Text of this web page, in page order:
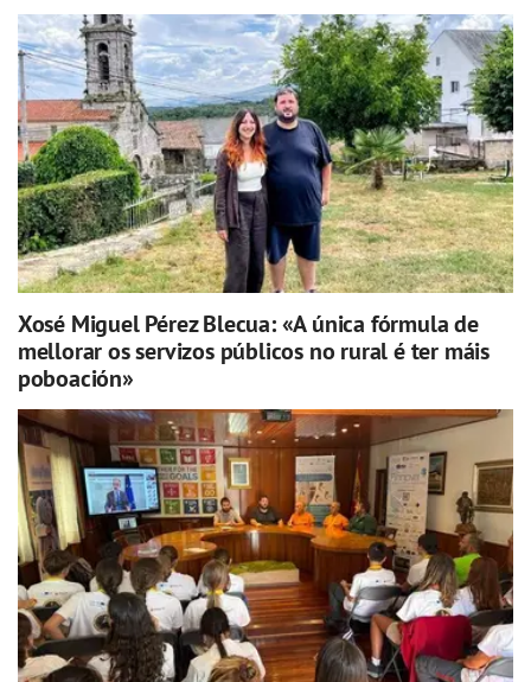
Xosé Miguel Pérez Blecua: «A única fórmula de
mellorar os servizos públicos no rural é ter máis
poboación»